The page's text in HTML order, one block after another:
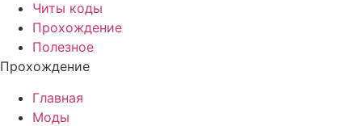
Читы коды
Прохождение
Полезное
Прохождение
Главная
Моды